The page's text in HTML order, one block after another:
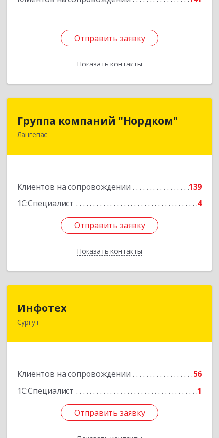
Отправить заявку
Показать контакты
Отправить заявку
Назад
Группа компаний "Нордком"
Лангепас
Клиентов на сопровождении
139
1С:Специалист
4
Отправить заявку
Показать контакты
Группа компаний "Нордком"
628672, Тюменская обл, Лангепас г., Солнечная
Отправить заявку
Назад
Инфотех
Сургут
Клиентов на сопровождении
56
1С:Специалист
1
Отправить заявку
628400, Ханты-Мансийский Автономный округ
Отправить заявку